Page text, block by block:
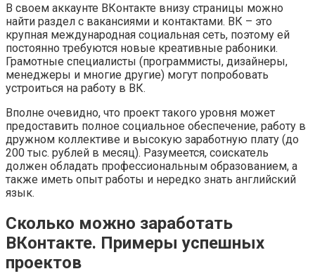
В своем аккаунте ВКонтакте внизу страницы можно
найти раздел с вакансиями и контактами. ВК – это
крупная международная социальная сеть, поэтому ей
постоянно требуются новые креативные рабоники.
Грамотные специалисты (программисты, дизайнеры,
менеджеры и многие другие) могут попробовать
устроиться на работу в ВК.
Вполне очевидно, что проект такого уровня может
предоставить полное социальное обеспечение, работу в
дружном коллективе и высокую заработную плату (до
200 тыс. рублей в месяц). Разумеется, соискатель
должен обладать профессиональным образованием, а
также иметь опыт работы и нередко знать английский
язык.
Сколько можно заработать
ВКонтакте. Примеры успешных
проектов